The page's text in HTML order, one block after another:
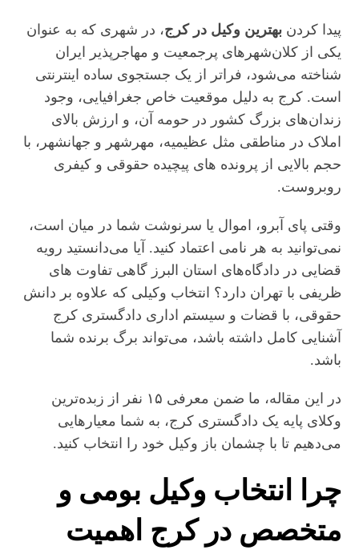
پیدا کردنبهترین وکیل در کرج، در شهری که به عنوان
یکی از کلان‌شهرهای پرجمعیت و مهاجرپذیر ایران
شناخته می‌شود، فراتر از یک جستجوی ساده اینترنتی
است. کرج به دلیل موقعیت خاص جغرافیایی، وجود
زندان‌های بزرگ کشور در حومه آن، و ارزش بالای
املاک در مناطقی مثل عظیمیه، مهرشهر و جهانشهر، با
حجم بالایی از پرونده‌ های پیچیده حقوقی و کیفری
روبروست.
وقتی پای آبرو، اموال یا سرنوشت شما در میان است،
نمی‌توانید به هر نامی اعتماد کنید. آیا می‌دانستید رویه
قضایی در دادگاه‌های استان البرز گاهی تفاوت‌ های
ظریفی با تهران دارد؟ انتخاب وکیلی که علاوه بر دانش
حقوقی، با قضات و سیستم اداری دادگستری کرج
آشنایی کامل داشته باشد، می‌تواند برگ برنده شما
باشد.
در این مقاله، ما ضمن معرفی ۱۵ نفر از زبده‌ترین
وکلای پایه یک دادگستری کرج، به شما معیارهایی
می‌دهیم تا با چشمان باز وکیل خود را انتخاب کنید.
چرا انتخاب وکیل بومی و
متخصص در کرج اهمیت